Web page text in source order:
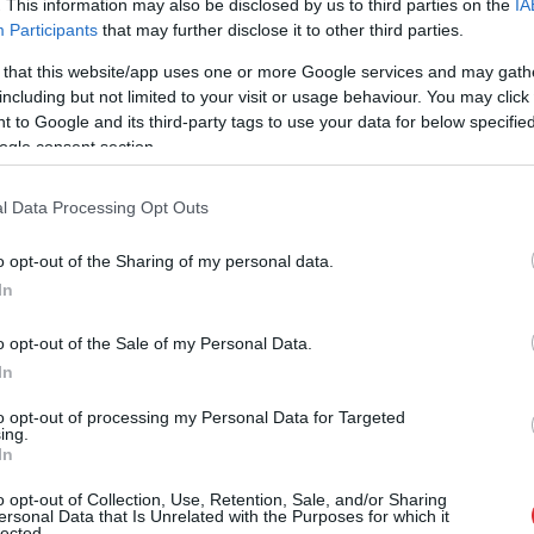
This information may also be disclosed by us to third parties on the
Participants that may further disclose it to other third parties.
that this website/app uses one or more Google services and may
but not limited to your visit or usage behaviour. You may
to Google and its third-party tags to use your data for below
consent section.
Data Processing Opt Outs
opt-out of the Sharing of my personal data.
opt-out of the Sale of my Personal Data.
opt-out of processing my Personal Data for Targeted
opt-out of Collection, Use, Retention, Sale, and/or Sharing
Data that Is Unrelated with the Purposes for which it
lieto sievietes.
uztura bagātinātāju lietošanu un vēlaties
tieši Jums, lasiet raksta turpinājumu, kur
visa dzīve bija
Bauskas
nošauto suņu
naudas nav – tūrisma
operatora “Digitours”